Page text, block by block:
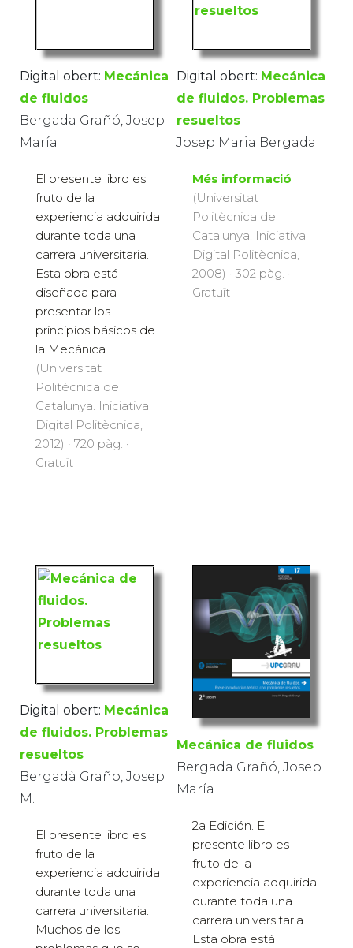
Digital obert: Mecánica
de fluidos
Bergada Grañó, Josep
María
El presente libro es
fruto de la
experiencia adquirida
durante toda una
carrera universitaria.
Esta obra está
diseñada para
presentar los
principios básicos de
la Mecánica...
(Universitat
Politècnica de
Catalunya. Iniciativa
Digital Politècnica,
2012) · 720 pàg. ·
Gratuït
Digital obert: Mecánica
de fluidos. Problemas
resueltos
Josep Maria Bergada
Més informació
(Universitat
Politècnica de
Catalunya. Iniciativa
Digital Politècnica,
2008) · 302 pàg. ·
Gratuït
Digital obert: Mecánica
de fluidos. Problemas
resueltos
Bergadà Graño, Josep
M.
El presente libro es
fruto de la
experiencia adquirida
durante toda una
carrera universitaria.
Muchos de los
Mecánica de fluidos
Bergada Grañó, Josep
María
2a Edición. El
presente libro es
fruto de la
experiencia adquirida
durante toda una
carrera universitaria.
Esta obra está